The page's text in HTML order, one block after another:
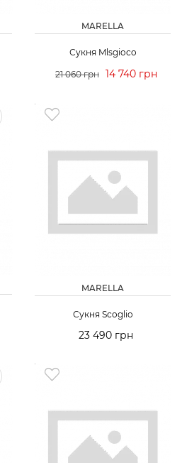
MARELLA
Сукня Mlsgioco
21 060 грн 14 740 грн
MARELLA
Сукня Scoglio
23 490 грн